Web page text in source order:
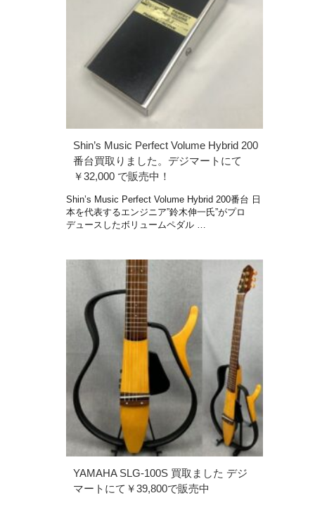
Shin’s Music Perfect Volume Hybrid 200
番台買取りました。デジマートにて
￥32,000 で販売中！
Shin’s Music Perfect Volume Hybrid 200番台 日
本を代表するエンジニア”鈴木伸一氏”がプロ
デュースしたボリュームペダル …
YAMAHA SLG-100S 買取ました デジ
マートにて￥39,800で販売中